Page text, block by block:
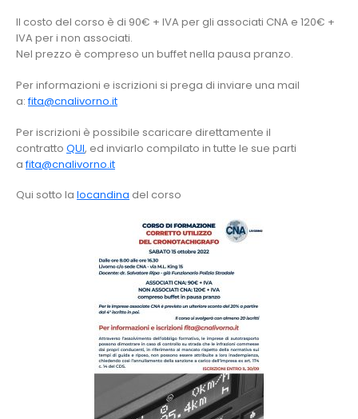
Il costo del corso è di 90€ + IVA per gli associati CNA e 120€ +
IVA per i non associati.
Nel prezzo è compreso un buffet nella pausa pranzo.
Per informazioni e iscrizioni si prega di inviare una mail
a:fita@cnalivorno.it
Per iscrizioni è possibile scaricare direttamente il
contratto QUI, ed inviarlo compilato in tutte le sue parti
afita@cnalivorno.it
Qui sotto la locandina del corso